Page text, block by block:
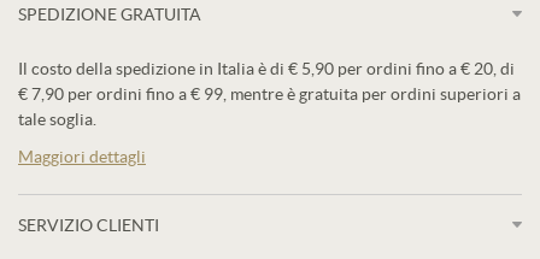
SPEDIZIONE GRATUITA
Il costo della spedizione in Italia è di € 5,90 per ordini fino a € 20, di
€ 7,90 per ordini fino a € 99, mentre è gratuita per ordini superiori a
tale soglia.
Maggiori dettagli
SERVIZIO CLIENTI